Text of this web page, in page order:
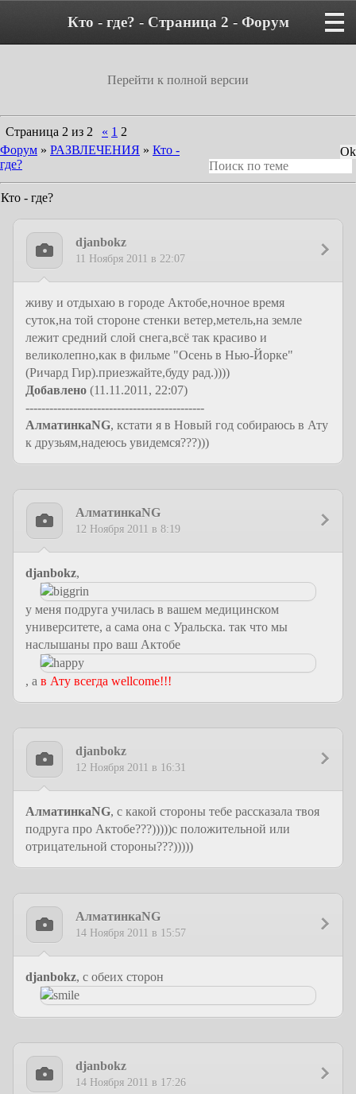
Кто - где? - Страница 2 - Форум
Перейти к полной версии
Страница 2 из 2 « 1 2
Форум » РАЗВЛЕЧЕНИЯ » Кто -
где?
Кто - где?
djanbokz
11 Ноября 2011 в 22:07
живу и отдыхаю в городе Актобе,ночное время
суток,на той стороне стенки ветер,метель,на земле
лежит средний слой снега,всё так красиво и
великолепно,как в фильме "Осень в Нью-Йорке"
(Ричард Гир).приезжайте,буду рад.))))
Добавлено (11.11.2011, 22:07)
---------------------------------------------
АлматинкаNG, кстати я в Новый год собираюсь в Ату
к друзьям,надеюсь увидемся???)))
АлматинкаNG
12 Ноября 2011 в 8:19
djanbokz,
у меня подруга училась в вашем медицинском
университете, а сама она с Уральска. так что мы
наслышаны про ваш Актобе
, а в Ату всегда wellcome!!!
djanbokz
12 Ноября 2011 в 16:31
АлматинкаNG, с какой стороны тебе рассказала твоя
подруга про Актобе???)))))с положительной или
отрицательной стороны???)))))
АлматинкаNG
14 Ноября 2011 в 15:57
djanbokz, с обеих сторон
djanbokz
14 Ноября 2011 в 17:26